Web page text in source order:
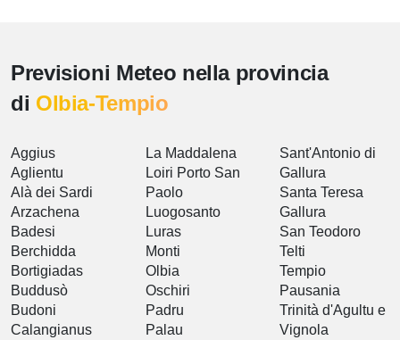
Previsioni Meteo nella provincia
di Olbia-Tempio
Aggius
Aglientu
Alà dei Sardi
Arzachena
Badesi
Berchidda
Bortigiadas
Buddusò
Budoni
Calangianus
La Maddalena
Loiri Porto San
Paolo
Luogosanto
Luras
Monti
Olbia
Oschiri
Padru
Palau
Sant'Antonio di
Gallura
Santa Teresa
Gallura
San Teodoro
Telti
Tempio
Pausania
Trinità d'Agultu e
Vignola